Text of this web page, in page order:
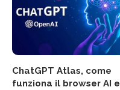
ChatGPT Atlas, come
funziona il browser AI e